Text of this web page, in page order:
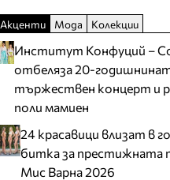
Акценти Мода Колекции
Институт Конфуций –
отбеляза 20-
тържествен концерт и
поли мамиен
24 красавици влизат в
битка за престижната
Мис Варна 2026